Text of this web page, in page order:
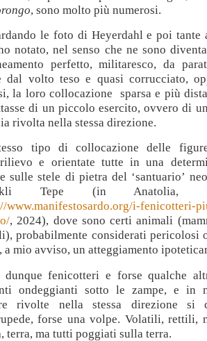
, sono molto più numerosi.
le foto di Heyerdahl e poi tante
notato, nel senso che ne sono
perfetto, militaresco, da
dal volto teso e quasi corrucciato,
la loro collocazione sparsa e più
di un piccolo esercito, ovvero di
rivolta nella stessa direzione.
tipo di collocazione delle
e orientate tutte in una
sulle stele di pietra del ‘santuario’
Tepe (in Anatolia,
www.manifestosardo.org/i-fenicotteri-
, 2024), dove sono certi animali
probabilmente considerati pericolosi
a mio avviso, un atteggiamento
dunque fenicotteri e forse qualche
ondeggianti sotto le zampe, e in
rivolte nella stessa direzione si
forse una volpe. Volatili, rettili,
terra, ma tutti poggiati sulla terra.